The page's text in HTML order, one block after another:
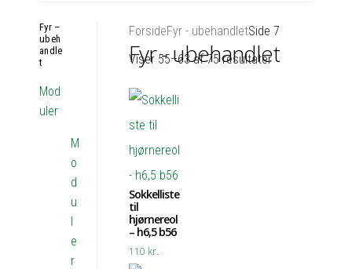
ForsideFyr - ubehandletSide 7
Fyr - ubehandlet
Viser 55–63 af 75 resultater
Sokkelliste
til
hjørnereol
– h6,5 b56
110 kr.
Fyr –
ubeh
andle
t
Mod
uler
M
o
d
u
l
e
r